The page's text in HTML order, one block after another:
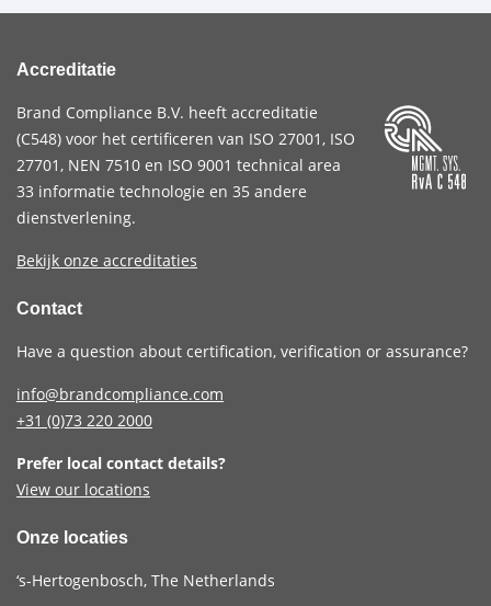
Accreditatie
Brand Compliance B.V. heeft accreditatie
(C548) voor het certificeren van ISO 27001, ISO
27701, NEN 7510 en ISO 9001 technical area
33 informatie technologie en 35 andere
dienstverlening.
Bekijk onze accreditaties
Contact
Have a question about certification, verification or assurance?
info@brandcompliance.com
+31 (0)73 220 2000
Prefer local contact details?
View our locations
Onze locaties
‘s-Hertogenbosch, The Netherlands